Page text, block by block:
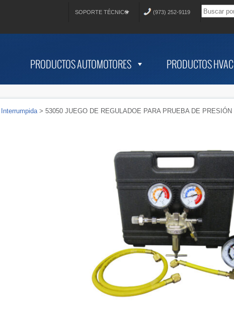
SOPORTE TÉCNICO (973) 252-9119
PRODUCTOS AUTOMOTORES PRODUCTOS HVAC
Interrumpida> 53050 JUEGO DE REGULADOE PARA PRUEBA DE PRESIÓN